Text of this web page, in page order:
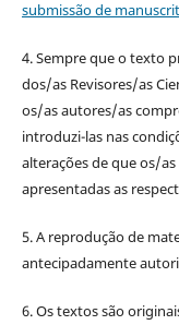
submissão de
4. Sempre que o texto
dos/as Revisores/as
os/as autores/as
introduzi-las nas
alterações de que os/
apresentadas as
5. A reprodução de
antecipadamente
6. Os textos são